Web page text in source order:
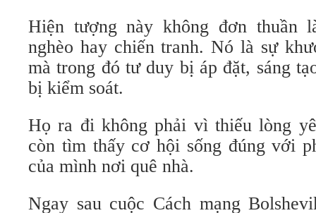
Hiện tượng này không đơn thuần
nghèo hay chiến tranh. Nó là sự
mà trong đó tư duy bị áp đặt, sáng
bị kiểm soát.
Họ ra đi không phải vì thiếu lòng
còn tìm thấy cơ hội sống đúng với
của mình nơi quê nhà.
Ngay sau cuộc Cách mạng